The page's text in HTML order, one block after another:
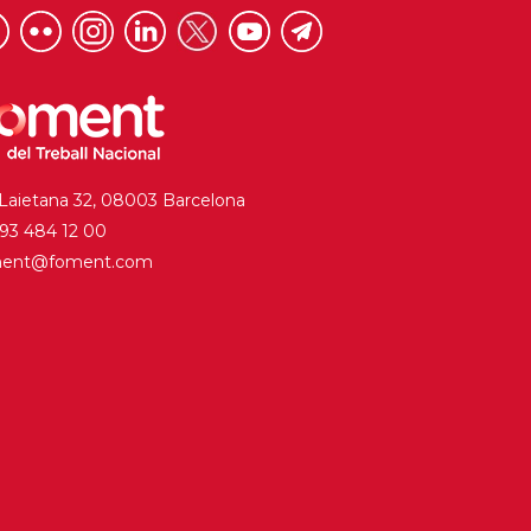
32, 08003 Barcelona
484 12 00